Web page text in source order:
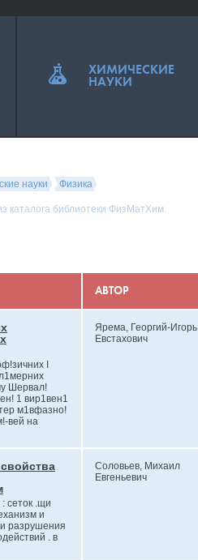
науки Физика
каталога библиотеки ФизМатХим.
АВТОР
I
Шервал!
1 вир1вен1
м1вфазно!
вей на
Ярема, Георгий-Игорь
Евстахович
сеток .щи
и
разрушения
. в
Соловьев, Михаил
Евгеньевич
ХИМИЧЕСКИЕ
НАУКИ